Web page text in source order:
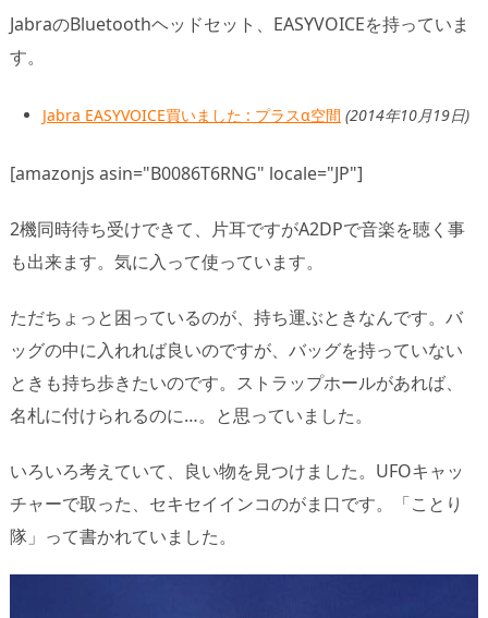
JabraのBluetoothヘッドセット、EASYVOICEを持っていま
す。
Jabra EASYVOICE買いました : プラスα空間 (2014年10月19日)
[amazonjs asin="B0086T6RNG" locale="JP"]
2機同時待ち受けできて、片耳ですがA2DPで音楽を聴く事
も出来ます。気に入って使っています。
ただちょっと困っているのが、持ち運ぶときなんです。バ
ッグの中に入れれば良いのですが、バッグを持っていない
ときも持ち歩きたいのです。ストラップホールがあれば、
名札に付けられるのに…。と思っていました。
いろいろ考えていて、良い物を見つけました。UFOキャッ
チャーで取った、セキセイインコのがま口です。「ことり
隊」って書かれていました。